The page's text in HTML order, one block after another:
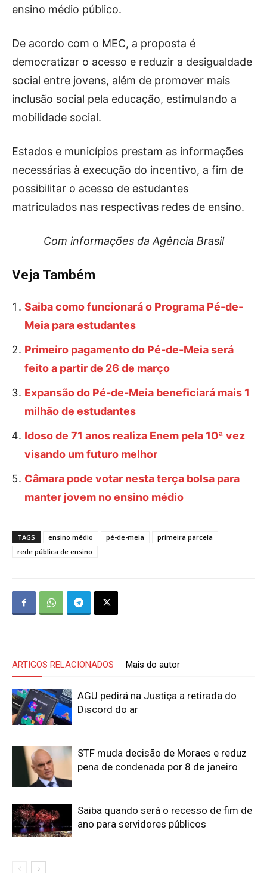
ensino médio público.
De acordo com o MEC, a proposta é
democratizar o acesso e reduzir a desigualdade
social entre jovens, além de promover mais
inclusão social pela educação, estimulando a
mobilidade social.
Estados e municípios prestam as informações
necessárias à execução do incentivo, a fim de
possibilitar o acesso de estudantes
matriculados nas respectivas redes de ensino.
Com informações da Agência Brasil
Veja Também
Saiba como funcionará o Programa Pé-de-
Meia para estudantes
Primeiro pagamento do Pé-de-Meia será
feito a partir de 26 de março
Expansão do Pé-de-Meia beneficiará mais 1
milhão de estudantes
Idoso de 71 anos realiza Enem pela 10ª vez
visando um futuro melhor
Câmara pode votar nesta terça bolsa para
manter jovem no ensino médio
TAGS ensino médio pé-de-meia
primeira parcela
rede pública de ensino
ARTIGOS RELACIONADOS Mais do autor
AGU pedirá na Justiça a retirada do
Discord do ar
STF muda decisão de Moraes e reduz
pena de condenada por 8 de janeiro
Saiba quando será o recesso de fim de
ano para servidores públicos